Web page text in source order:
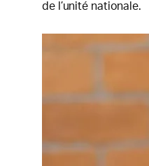
de l’unité nationale.